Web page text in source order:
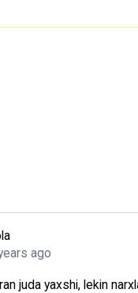
ago
juda yaxshi, lekin